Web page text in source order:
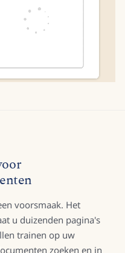
voorsmaak. Het
u duizenden pagina's
trainen op uw
zoeken en in